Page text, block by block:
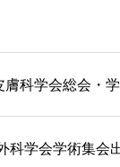
膚科学会総会・
科学会学術集会